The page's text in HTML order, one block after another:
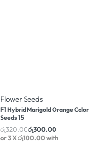
Flower Seeds
F1 Hybrid Marigold Orange Color
Seeds 15
රු320.00රු300.00
or 3 Xරු100.00with